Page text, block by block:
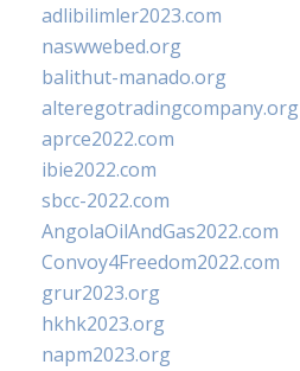
adlibilimler2023.com
naswwebed.org
balithut-manado.org
alteregotradingcompany.org
aprce2022.com
ibie2022.com
sbcc-2022.com
AngolaOilAndGas2022.com
Convoy4Freedom2022.com
grur2023.org
hkhk2023.org
napm2023.org